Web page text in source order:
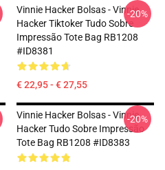
Vinnie Hacker Bolsas - Vinnie
Hacker Tiktoker Tudo Sobre
Impressão Tote Bag RB1208
#ID8381
€ 22,95 - € 27,55
-20%
Vinnie Hacker Bolsas - Vinnie
Hacker Tudo Sobre Impressão
Tote Bag RB1208 #ID8383
-20%